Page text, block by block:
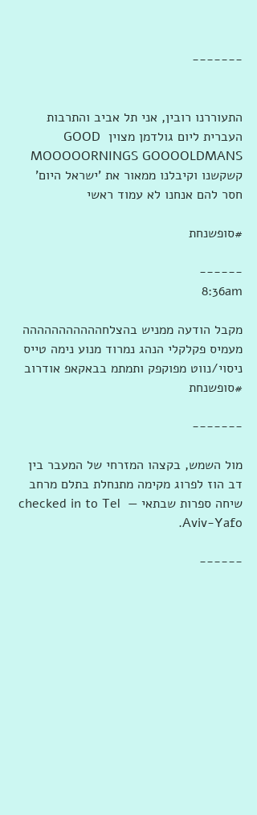
-------
התעוררנו רובין, אני תל אביב והתרבות
העברית ליום גולדמן מצוין GOOD
קשקשנו וקיבלנו ממאור את 'ישראל היום'
חסר להם אנחנו לא עמוד ראשי
‫#‏סופשנחת‬
------
8:36am
מקבל הודעה ממניש בהצלחההההההההההה
מעמיס פקלקלי הנהג נמרוד מנוע נימה טייס
ניסוי/נווט מפוקפק ותמתמ בבאקאפ אודרוב
-------
מול השמש, בקצהו המזרחי של המעבר בין
דב הוז לפרוג מקימה מתנחלת בתלם מרחב
שיחה ספרות שבתאי — checked in to Tel
Aviv-Yafo.
------